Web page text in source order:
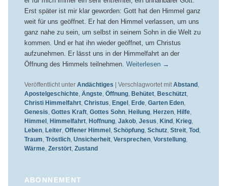
Erst später ist mir klar geworden: Gott hat den Himmel ganz
weit für uns geöffnet. Er hat den Himmel verlassen, um uns
ganz nahe zu sein, um selbst in seinem Sohn in die Welt zu
kommen. Und er hat ihn wieder geöffnet, um Christus
aufzunehmen. Er lässt uns in der Himmelfahrt an der
Öffnung des Himmels teilnehmen. Weiterlesen →
Veröffentlicht unter Andächtiges | Verschlagwortet mit Abstand,
Apostelgeschichte, Ängste, Öffnung, Behütet, Beschützt,
Christi Himmelfahrt, Christus, Engel, Erde, Garten Eden,
Genesis, Gottes Kraft, Gottes Sohn, Heilung, Herzen, Hilfe,
Himmel, Himmelfahrt, Hoffnung, Jakob, Jesus, Kind, Krieg,
Leben, Leiter, Offener Himmel, Schöpfung, Schutz, Streit, Tod,
Traum, Tröstlich, Unsicherheit, Versprechen, Vorstellung,
Wärme, Zerstört, Zustand
ABONNEMENT